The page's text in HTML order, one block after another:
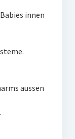
innen
aussen